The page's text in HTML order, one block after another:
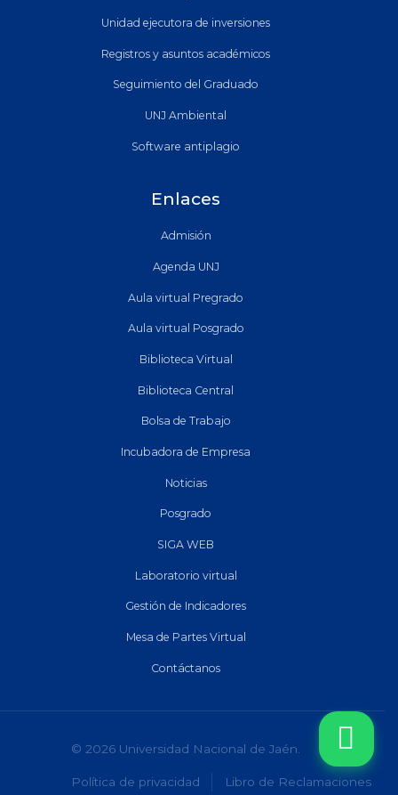
Unidad ejecutora de inversiones
Registros y asuntos académicos
Seguimiento del Graduado
UNJ Ambiental
Software antiplagio
Enlaces
Admisión
Agenda UNJ
Aula virtual Pregrado
Aula virtual Posgrado
Biblioteca Virtual
Biblioteca Central
Bolsa de Trabajo
Incubadora de Empresa
Noticias
Posgrado
SIGA WEB
Laboratorio virtual
Gestión de Indicadores
Mesa de Partes Virtual
Contáctanos
© 2026 Universidad Nacional de Jaén.
Política de privacidad Libro de Reclamaciones